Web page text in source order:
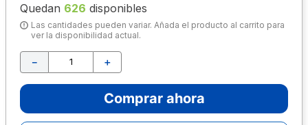
Quedan 626 disponibles
Las cantidades pueden variar. Añada el producto al carrito para
ver la disponibilidad actual.
＋
－
Comprar ahora
9.
escritorio
lapiz